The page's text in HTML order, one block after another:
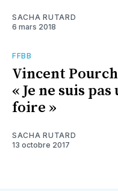
SACHA RUTARD
6 mars 2018
FFBB
Vincent
« Je ne suis
foire »
SACHA RUTARD
13 octobre 2017